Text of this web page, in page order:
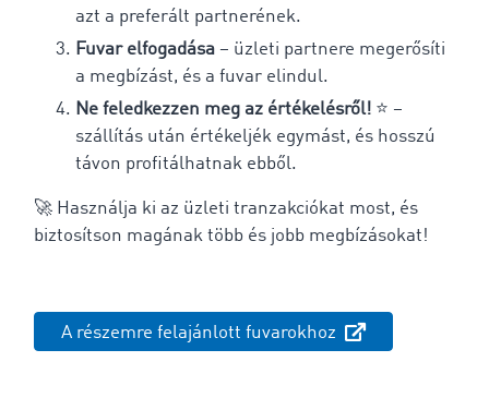
azt a preferált partnerének.
Fuvar elfogadása – üzleti partnere megerősíti
a megbízást, és a fuvar elindul.
Ne feledkezzen meg az értékelésről! ⭐ –
szállítás után értékeljék egymást, és hosszú
távon profitálhatnak ebből.
🚀 Használja ki az üzleti tranzakciókat most, és
biztosítson magának több és jobb megbízásokat!
A részemre felajánlott fuvarokhoz